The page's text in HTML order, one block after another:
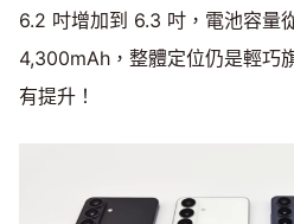
6.2 吋增加到 6.3 吋，電池容量
4,300mAh，整體定位仍是輕巧
有提升！